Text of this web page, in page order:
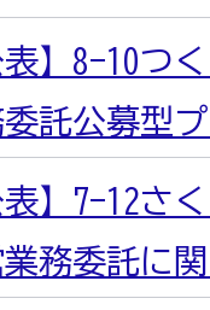
表】8-10つ
託公募型
表】7-12さ
務委託に